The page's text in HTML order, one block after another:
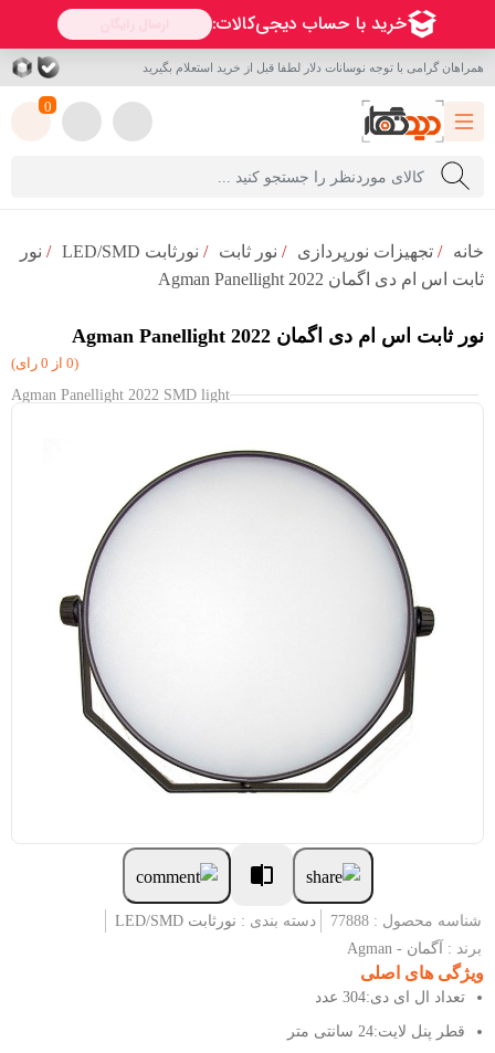
همراهان گرامی با توجه نوسانات دلار لطفا قبل از خرید استعلام بگیرید
0
خانه / تجهیزات نورپردازی / نور ثابت / نورثابت LED/SMD / نور
ثابت اس ام دی اگمان Agman Panellight 2022
نور ثابت اس ام دی اگمان Agman Panellight 2022
(0 از 0 رای)
Agman Panellight 2022 SMD light
شناسه محصول : 77888 دسته بندی : نورثابت LED/SMD
برند : آگمان - Agman
ویژگی های اصلی
تعداد ال ای دی:304 عدد
قطر پنل لایت:24 سانتی متر